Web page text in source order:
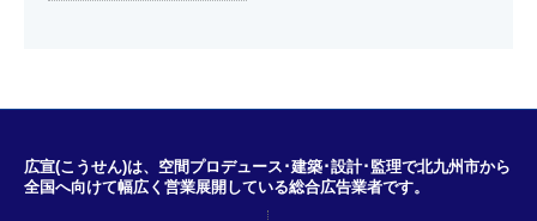
広宣(こうせん)は、空間プロデュース･建築･設計･監理で北九州市から
全国へ向けて幅広く営業展開している総合広告業者です。